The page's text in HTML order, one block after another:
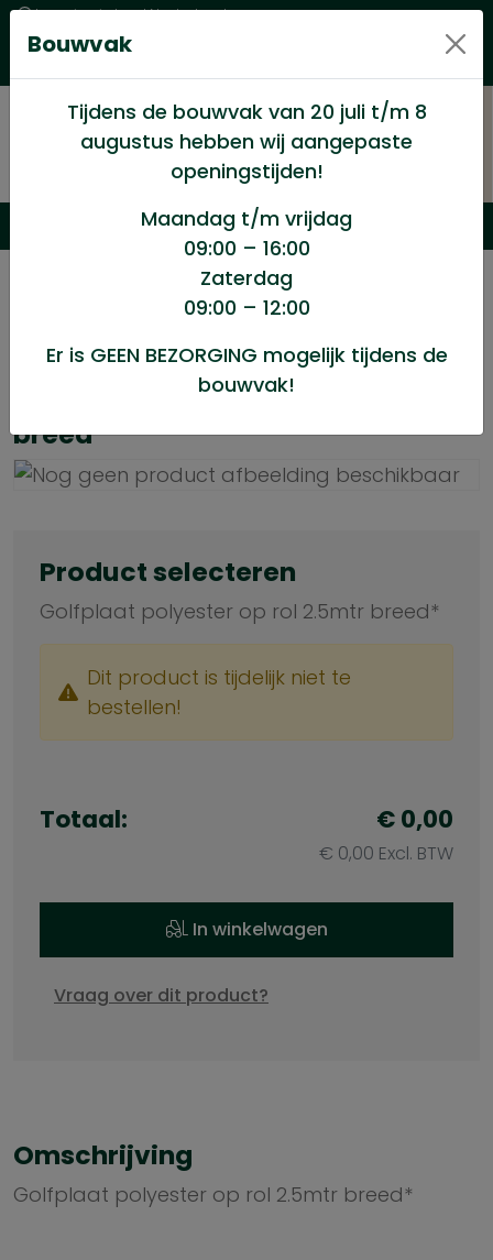
Levering in heel Nederland
Goede kwaliteitsproducten met een eerlijke prijs
/
Golfplaat polyester op rol 2.5mtr breed*
Golfplaat polyester op rol 2.5mtr
breed*
Product selecteren
Golfplaat polyester op rol 2.5mtr breed*
Dit product is tijdelijk niet te
bestellen!
Totaal: € 0,00
€ 0,00 Excl. BTW
In winkelwagen
Vraag over dit product?
Omschrijving
Golfplaat polyester op rol 2.5mtr breed*
Bouwvak
Tijdens de bouwvak van 20 juli t/m 8
augustus hebben wij aangepaste
openingstijden!
Maandag t/m vrijdag
09:00 – 16:00
Zaterdag
09:00 – 12:00
Er is GEEN BEZORGING mogelijk tijdens de
bouwvak!